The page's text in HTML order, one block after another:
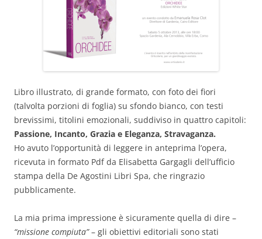
Libro illustrato, di grande formato, con foto dei fiori
(talvolta porzioni di foglia) su sfondo bianco, con testi
brevissimi, titolini emozionali, suddiviso in quattro capitoli:
Passione, Incanto, Grazia e Eleganza, Stravaganza.
Ho avuto l’opportunità di leggere in anteprima l’opera,
ricevuta in formato Pdf da Elisabetta Gargagli dell’ufficio
stampa della De Agostini Libri Spa, che ringrazio
pubblicamente.
La mia prima impressione è sicuramente quella di dire –
“missione compiuta”– gli obiettivi editoriali sono stati